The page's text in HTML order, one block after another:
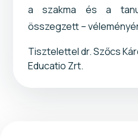
a szakma és a
összegzett –
Tisztelettel dr. Szőcs
Educatio Zrt.